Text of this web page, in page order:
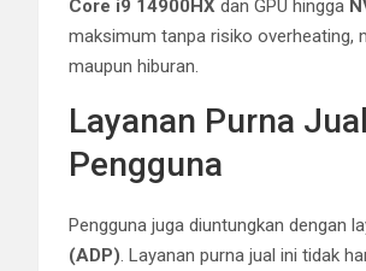
Core i9 14900HX dan GPU hingga
maksimum tanpa risiko overheating,
maupun hiburan.
Layanan Purna
Pengguna
Pengguna juga diuntungkan dengan
(ADP). Layanan purna jual ini tidak